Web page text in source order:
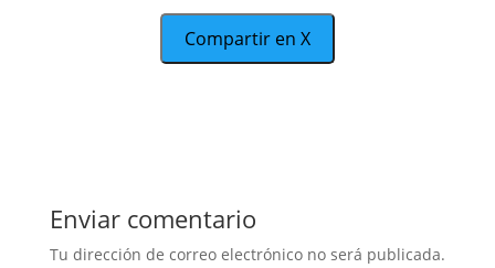
Compartir en X
Enviar comentario
Tu dirección de correo electrónico no será publicada.